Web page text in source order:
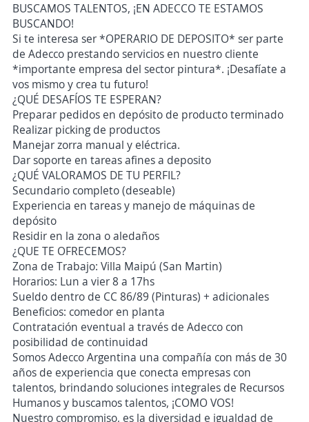
BUSCAMOS TALENTOS, ¡EN ADECCO TE ESTAMOS
BUSCANDO!
Si te interesa ser *OPERARIO DE DEPOSITO* ser parte
de Adecco prestando servicios en nuestro cliente
*importante empresa del sector pintura*. ¡Desafíate a
vos mismo y crea tu futuro!
¿QUÉ DESAFÍOS TE ESPERAN?
Preparar pedidos en depósito de producto terminado
Realizar picking de productos
Manejar zorra manual y eléctrica.
Dar soporte en tareas afines a deposito
¿QUÉ VALORAMOS DE TU PERFIL?
Secundario completo (deseable)
Experiencia en tareas y manejo de máquinas de
depósito
Residir en la zona o aledaños
¿QUE TE OFRECEMOS?
Zona de Trabajo: Villa Maipú (San Martin)
Horarios: Lun a vier 8 a 17hs
Sueldo dentro de CC 86/89 (Pinturas) + adicionales
Beneficios: comedor en planta
Contratación eventual a través de Adecco con
posibilidad de continuidad
Somos Adecco Argentina una compañía con más de 30
años de experiencia que conecta empresas con
talentos, brindando soluciones integrales de Recursos
Humanos y buscamos talentos, ¡COMO VOS!
Nuestro compromiso, es la diversidad e igualdad de